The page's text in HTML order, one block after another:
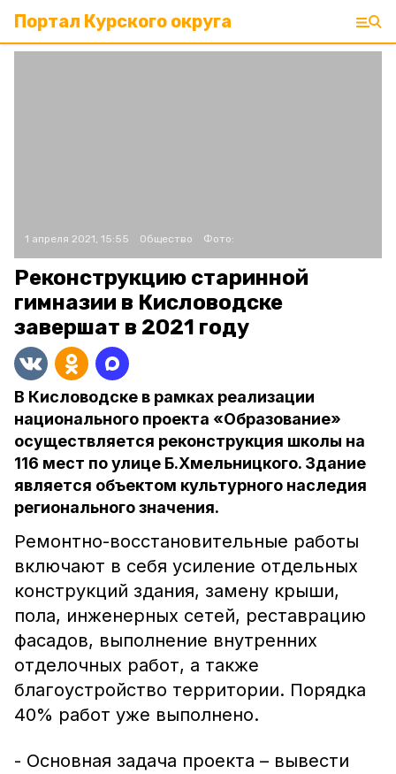
Портал Курского округа
1 апреля 2021, 15:55 Общество Фото:
Реконструкцию старинной
гимназии в Кисловодске
завершат в 2021 году
В Кисловодске в рамках реализации
национального проекта «Образование»
осуществляется реконструкция школы на
116 мест по улице Б.Хмельницкого. Здание
является объектом культурного наследия
регионального значения.
Ремонтно-восстановительные работы
включают в себя усиление отдельных
конструкций здания, замену крыши,
пола, инженерных сетей, реставрацию
фасадов, выполнение внутренних
отделочных работ, а также
благоустройство территории. Порядка
40% работ уже выполнено.
- Основная задача проекта – вывести